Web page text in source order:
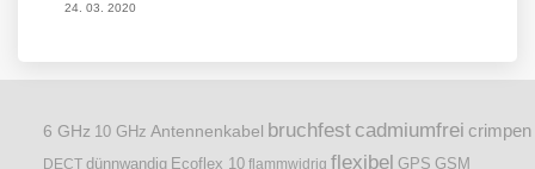
24. 03. 2020
6 GHz 10 GHz Antennenkabel bruchfest cadmiumfrei crimpen
DECT dünnwandig Ecoflex 10 flammwidrig flexibel GPS GSM